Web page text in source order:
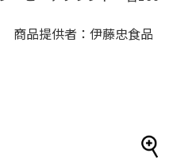
品提供者：伊藤忠食品